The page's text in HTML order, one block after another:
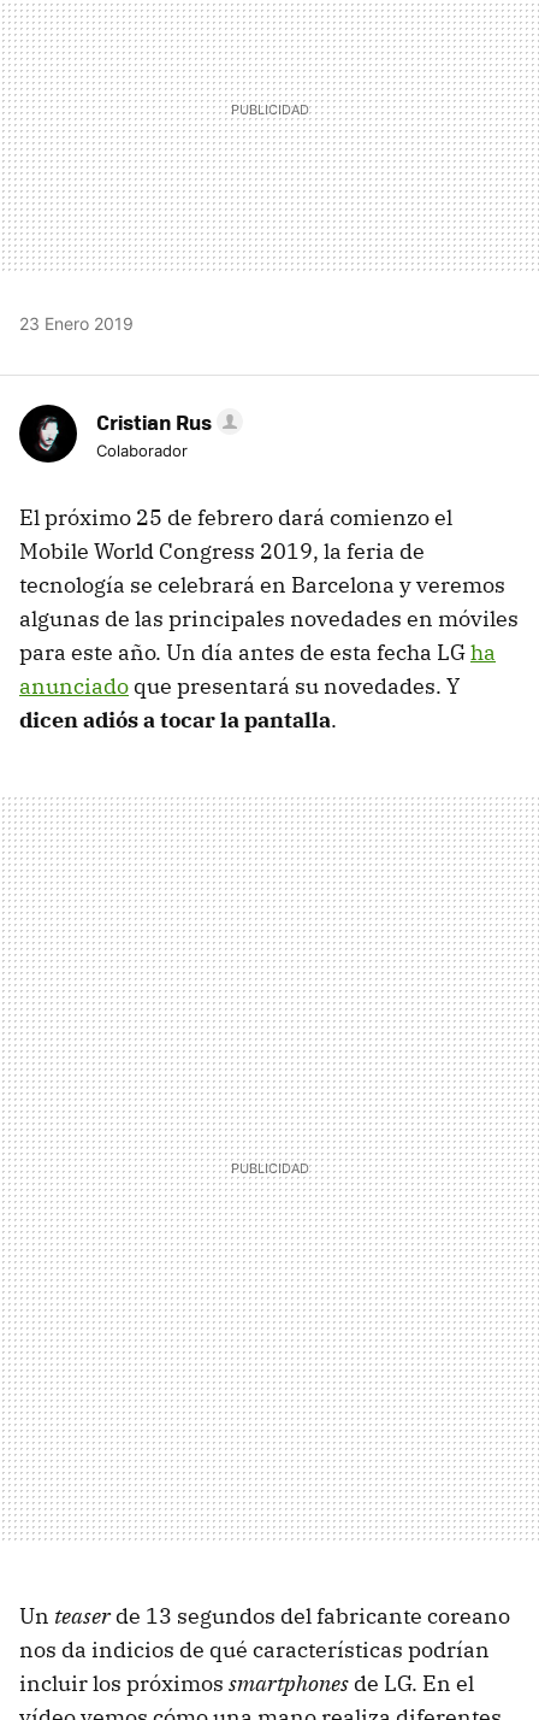
23 Enero 2019
Cristian Rus
Colaborador
El próximo 25 de febrero dará comienzo el
Mobile World Congress 2019, la feria de
tecnología se celebrará en Barcelona y veremos
algunas de las principales novedades en móviles
para este año. Un día antes de esta fecha LGha
anunciado que presentará su novedades. Y
dicen adiós a tocar la pantalla.
Un teaserde 13 segundos del fabricante coreano
nos da indicios de qué características podrían
incluir los próximos smartphones de LG. En el